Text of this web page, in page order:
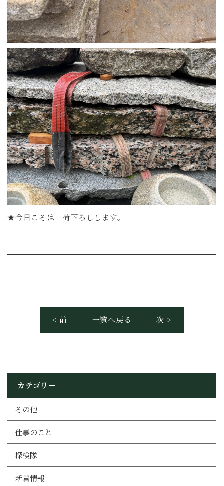
★今日こそは 荷下ろしします。
< 前 一覧へ戻る 次 >
カテゴリー
その他
仕事のこと
探検隊
新着情報